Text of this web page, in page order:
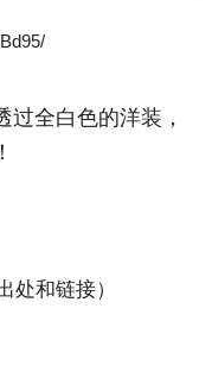
全白色的洋装，
处和链接）